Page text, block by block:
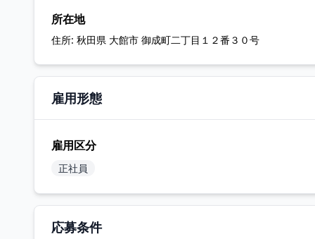
所在地
住所: 秋田県 大館市 御成町二丁目１２番３０号
雇用形態
雇用区分
正社員
応募条件